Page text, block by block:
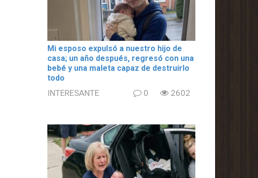
Mi esposo expulsó a nuestro hijo de
casa; un año después, regresó con una
bebé y una maleta capaz de destruirlo
todo
INTERESANTE 0 2602